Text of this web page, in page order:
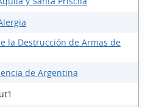
la Destrucción de Armas de
de Argentina